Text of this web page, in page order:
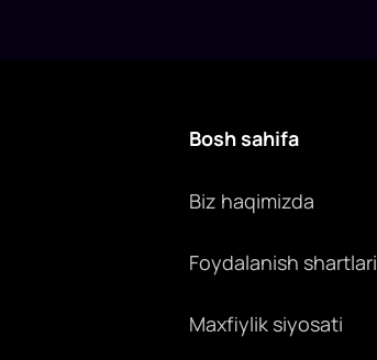
Bosh sahifa
Biz haqimizda
Foydalanish shartlari
Maxfiylik siyosati